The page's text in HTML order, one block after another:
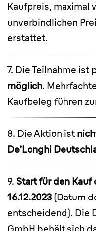
Kaufpreis, maximal
unverbindlichen
erstattet.
7. Die Teilnahme ist
möglich.
Kaufbeleg führen
8. Die Aktion ist
De’Longhi
9. Start für den
16.12.2023 (Datum
entscheidend). Die
GmbH behält sich